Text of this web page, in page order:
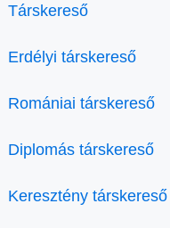
Társkereső
Erdélyi társkereső
Romániai társkereső
Diplomás társkereső
Keresztény társkereső